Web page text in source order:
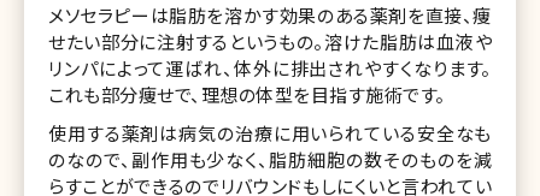
メソセラピーは脂肪を溶かす効果のある薬剤を直接、痩
せたい部分に注射するというもの。溶けた脂肪は血液や
リンパによって運ばれ、体外に排出されやすくなります。
これも部分痩せで、理想の体型を目指す施術です。
使用する薬剤は病気の治療に用いられている安全なも
のなので、副作用も少なく、脂肪細胞の数そのものを減
らすことができるのでリバウンドもしにくいと言われてい